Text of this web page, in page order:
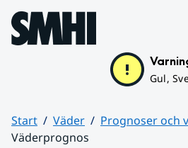
Hoppa till sidans innehåll
Gul,
Start Väder
Prognoser och
Väderprognos